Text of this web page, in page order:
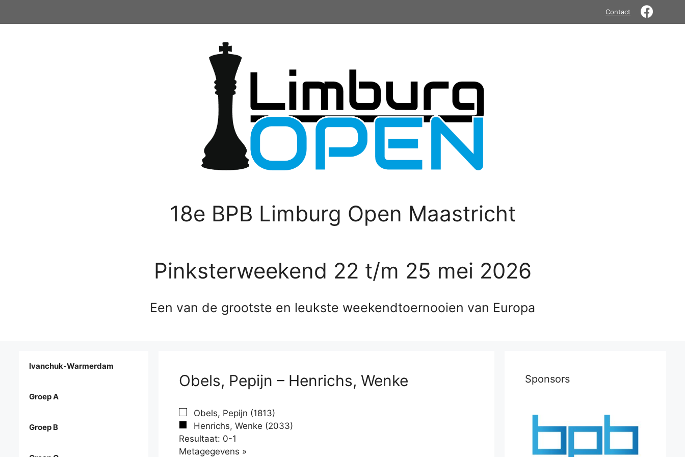
Contact
18e BPB Limburg Open Maastricht
Pinksterweekend 22 t/m 25 mei 2026
Een van de grootste en leukste weekendtoernooien van Europa
Obels, Pepijn – Henrichs, Wenke
Obels, Pepijn (1813)
Henrichs, Wenke (2033)
Resultaat: 0-1
Metagegevens »
Ivanchuk-Warmerdam
Groep A
Groep B
Sponsors